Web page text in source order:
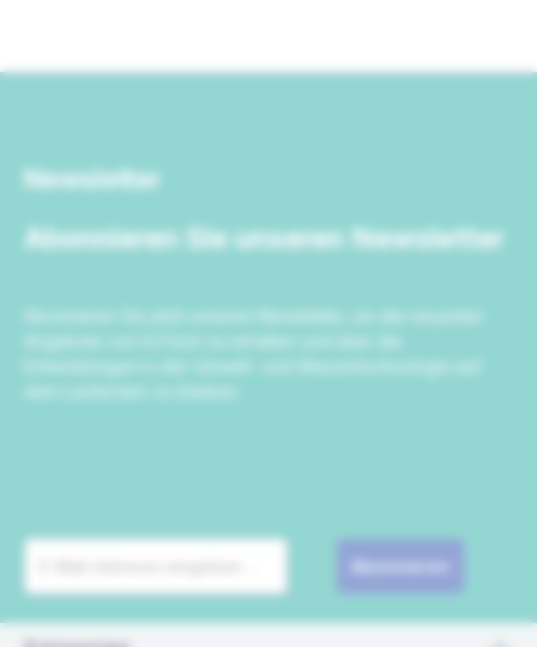
Newsletter
Abonnieren Sie unseren Newsletter